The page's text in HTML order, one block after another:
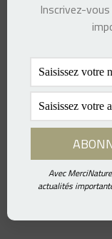
Pantalon Large MN –
Inscrivez-
Avec
actualités